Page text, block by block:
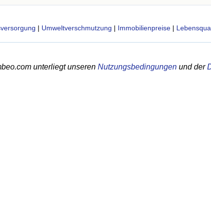
| Umweltverschmutzung | Immobilienpreise |
unterliegt unseren Nutzungsbedingungen und der